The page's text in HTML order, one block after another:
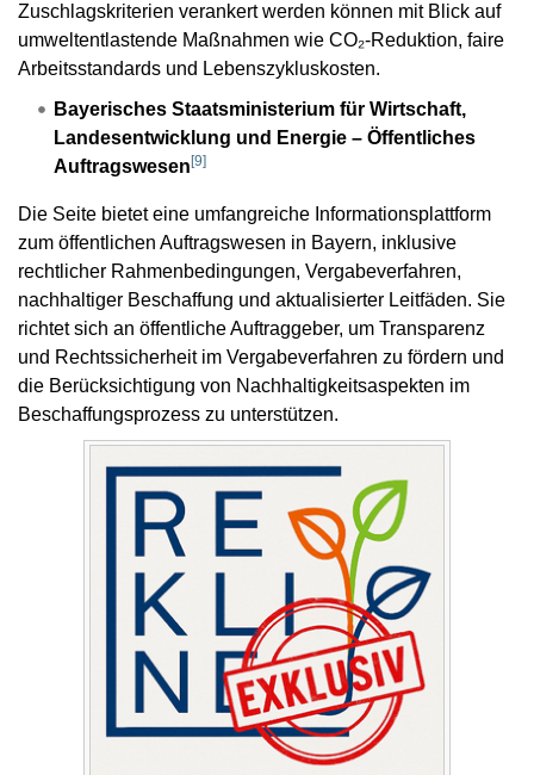
Zuschlagskriterien verankert werden können mit Blick auf
umweltentlastende Maßnahmen wie CO₂-Reduktion, faire
Arbeitsstandards und Lebenszykluskosten.
Bayerisches Staatsministerium für Wirtschaft,
Landesentwicklung und Energie – Öffentliches
Auftragswesen[9]
Die Seite bietet eine umfangreiche Informationsplattform
zum öffentlichen Auftragswesen in Bayern, inklusive
rechtlicher Rahmenbedingungen, Vergabeverfahren,
nachhaltiger Beschaffung und aktualisierter Leitfäden. Sie
richtet sich an öffentliche Auftraggeber, um Transparenz
und Rechtssicherheit im Vergabeverfahren zu fördern und
die Berücksichtigung von Nachhaltigkeitsaspekten im
Beschaffungsprozess zu unterstützen.